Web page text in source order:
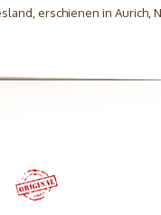
erschienen in Aurich,